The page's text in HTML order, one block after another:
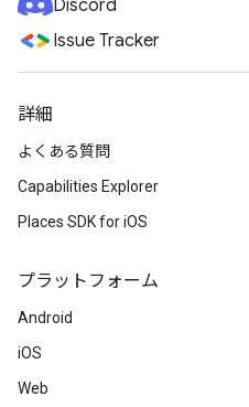
Discord
Issue Tracker
詳細
よくある質問
Capabilities Explorer
Places SDK for iOS
プラットフォーム
Android
iOS
Web